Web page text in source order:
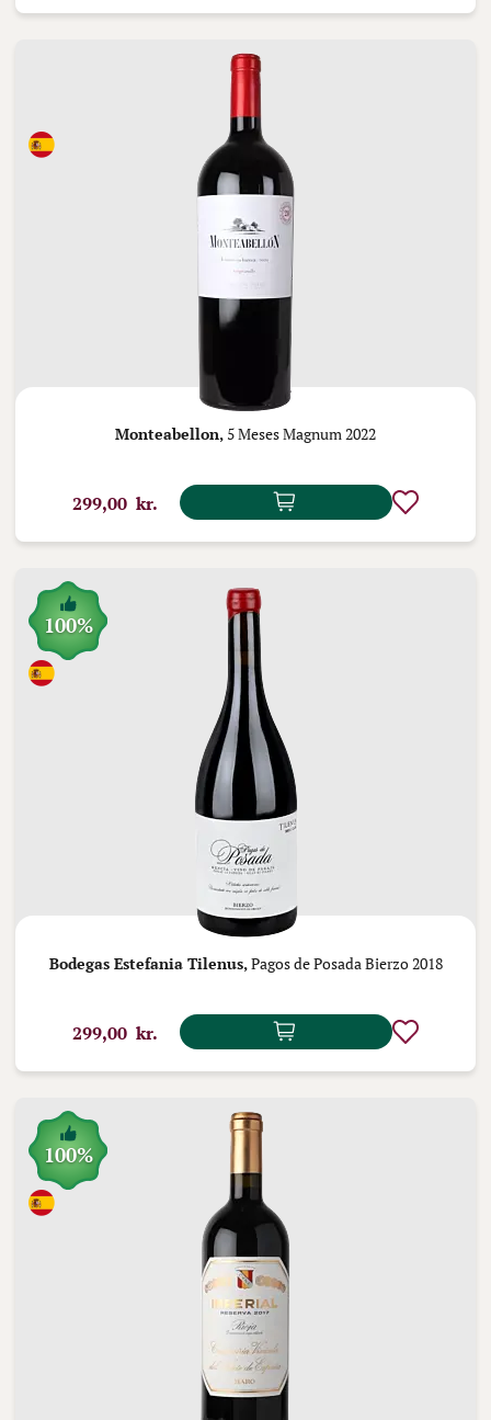
Monteabellon, 5 Meses Magnum 2022
299,00 kr.
100%
Bodegas Estefania Tilenus, Pagos de Posada Bierzo 2018
299,00 kr.
100%